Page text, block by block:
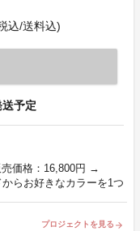
込/送料込)
予定
価格：16,800円 →
らお好きなカラーを1つ
プロジェクトを見る arrow_forward